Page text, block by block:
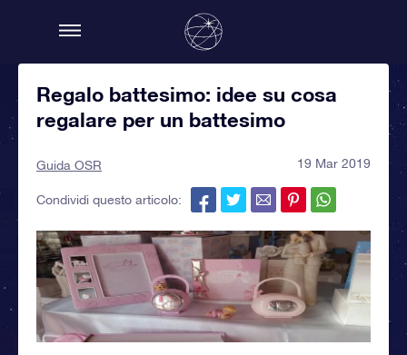
Regalo battesimo: idee su cosa
regalare per un battesimo
Guida OSR 19 Mar 2019
Condividi questo articolo: